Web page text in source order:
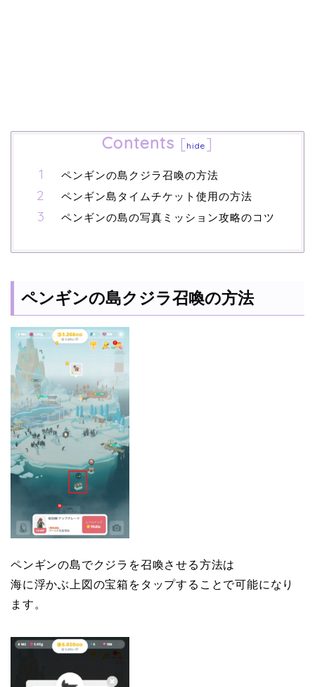
Contents [hide ]
ペンギンの島クジラ召喚の方法
ペンギン島タイムチケット使用の方法
ペンギンの島の写真ミッション攻略のコツ
ペンギンの島クジラ召喚の方法
ペンギンの島でクジラを召喚させる方法は
海に浮かぶ上図の宝箱をタップすることで可能になり
ます。